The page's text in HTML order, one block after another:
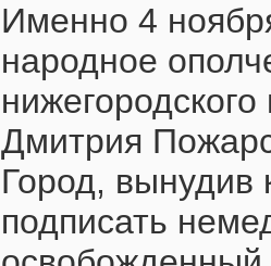
Именно 4
народное
Дмитрия
Город, вынудив
подписать